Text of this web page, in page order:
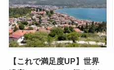
【これで満足度UP】世界